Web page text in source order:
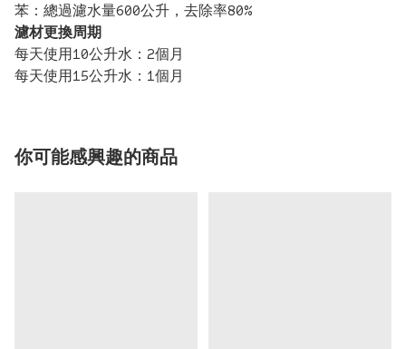
苯：總過濾水量600公升，去除率80%
濾材更換周期
每天使用10公升水：2個月
每天使用15公升水：1個月
你可能感興趣的商品